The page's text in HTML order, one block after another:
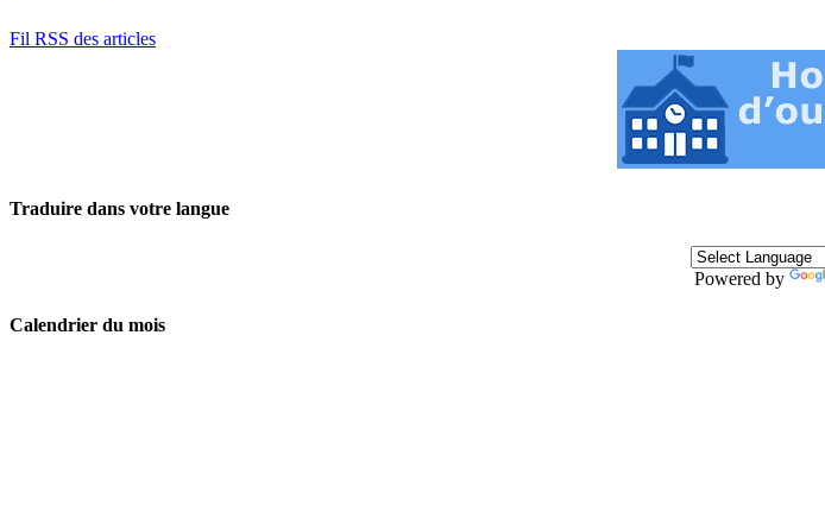
Fil RSS des articles
Traduire dans votre langue
Powered by
Calendrier du mois